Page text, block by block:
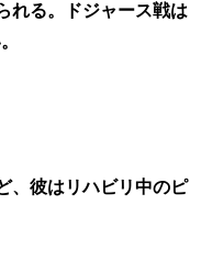
れる。ドジャース戦は
、彼はリハビリ中のピ